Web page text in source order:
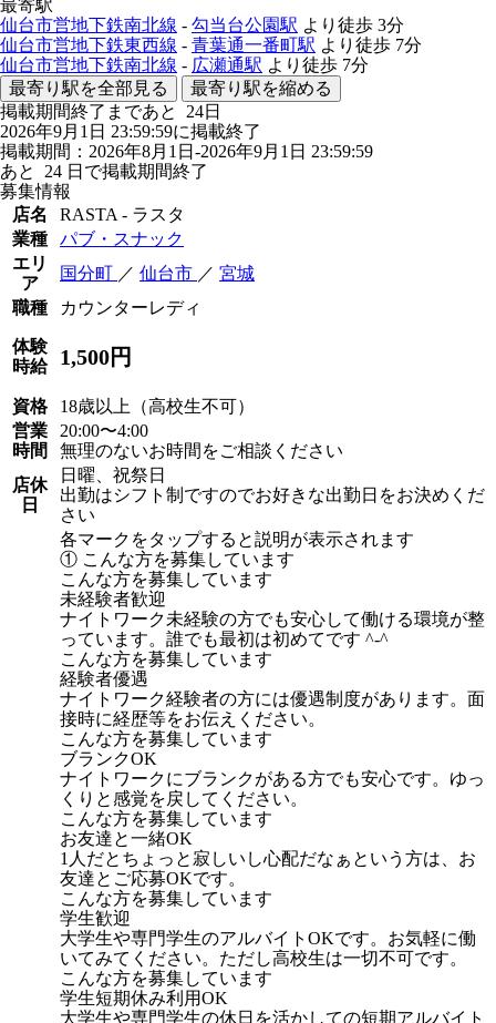
最寄駅
仙台市営地下鉄南北線 - 勾当台公園駅 より徒歩 3分
仙台市営地下鉄東西線 - 青葉通一番町駅 より徒歩 7分
仙台市営地下鉄南北線 - 広瀬通駅 より徒歩 7分
最寄り駅を全部見る
最寄り駅を縮める
掲載期間終了まであと 24日
2026年9月1日 23:59:59に掲載終了
掲載期間：2026年8月1日-2026年9月1日 23:59:59
あと 24 日で掲載期間終了
募集情報
店名
RASTA - ラスタ
業種
パブ・スナック
エリ
ア
国分町 ／ 仙台市 ／ 宮城
職種
カウンターレディ
体験
時給
1,500円
資格
18歳以上（高校生不可）
営業
時間
20:00〜4:00
無理のないお時間をご相談ください
店休
日
日曜、祝祭日
出勤はシフト制ですのでお好きな出勤日をお決めくだ
さい
各マークをタップすると説明が表示されます
① こんな方を募集しています
こんな方を募集しています
未経験者歓迎
ナイトワーク未経験の方でも安心して働ける環境が整
っています。誰でも最初は初めてです ^-^
こんな方を募集しています
経験者優遇
ナイトワーク経験者の方には優遇制度があります。面
接時に経歴等をお伝えください。
こんな方を募集しています
ブランクOK
ナイトワークにブランクがある方でも安心です。ゆっ
くりと感覚を戻してください。
こんな方を募集しています
お友達と一緒OK
1人だとちょっと寂しいし心配だなぁという方は、お
友達とご応募OKです。
こんな方を募集しています
学生歓迎
大学生や専門学生のアルバイトOKです。お気軽に働
いてみてください。ただし高校生は一切不可です。
こんな方を募集しています
学生短期休み利用OK
大学生や専門学生の休日を活かしての短期アルバイト